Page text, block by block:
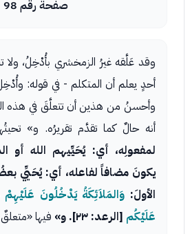
صفحة رقم 98
وقد عَلَّقه غيرُ الزمخشري بأُدْخِلُ، ولا
أحدٍ يعلم أن المتكلم - في قوله:
وأحسنُ من هذين أن تتعلَّقَ في هذه
أنه حالٌ كما تقدَّم تقريرُه. و»
لمفعولِه، أي: يُحَيِّيهم الله أو
يكونَ مضافاً لفاعله، أي: يُحَيِّي
الأولَ: وَالمَلاَئِكَةُ يَدْخُلُونَ
عَلَيْكُم [الرعد: ٢٣]. و» فيها